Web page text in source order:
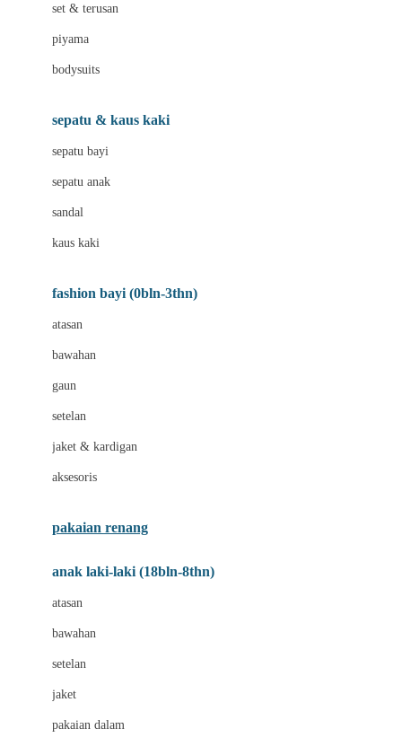
Beauty Barn
Bio Oil
Biolane
Bizzi Growin
Blooming Marvellous
Bravado
Buds Organics
Bugaboo
C
set & terusan
piyama
bodysuits
sepatu & kaus kaki
sepatu bayi
sepatu anak
sandal
kaus kaki
fashion bayi (0bln-3thn)
atasan
bawahan
gaun
setelan
jaket & kardigan
aksesoris
pakaian renang
anak laki-laki (18bln-8thn)
atasan
bawahan
setelan
jaket
pakaian dalam